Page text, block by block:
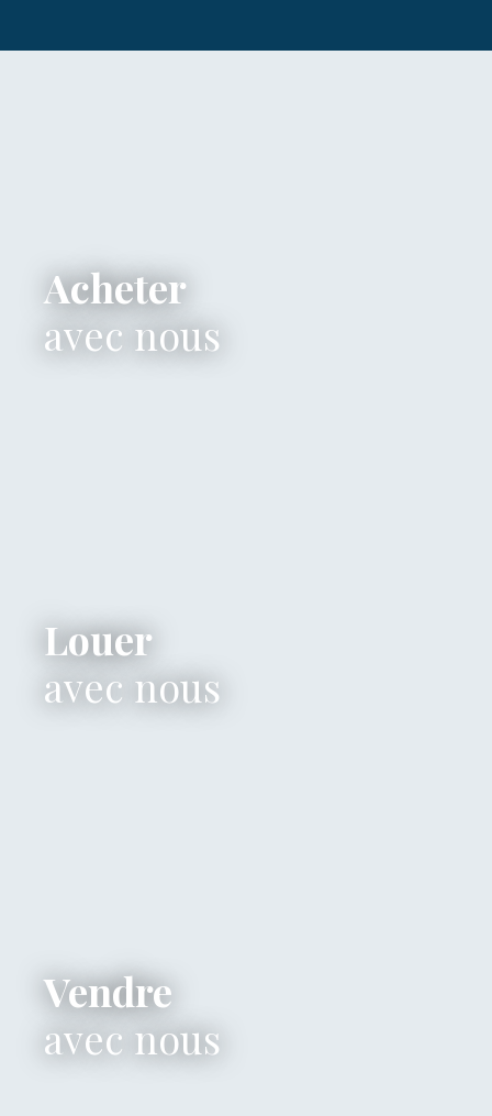
Acheter
avec nous
Louer
avec nous
Vendre
avec nous